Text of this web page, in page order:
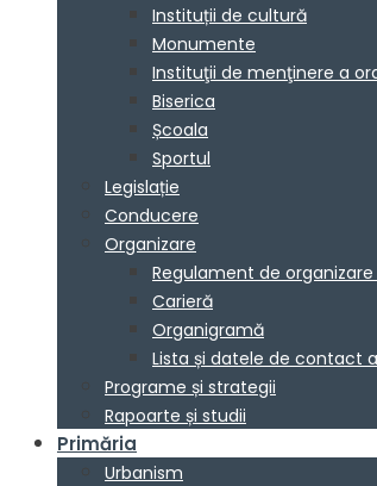
Instituții de cultură
Monumente
Instituţii de menţinere a
Biserica
Școala
Sportul
Legislație
Conducere
Organizare
Regulament de
Carieră
Organigramă
Lista și datele de contact
Programe și strategii
Rapoarte și studii
Primăria
Urbanism